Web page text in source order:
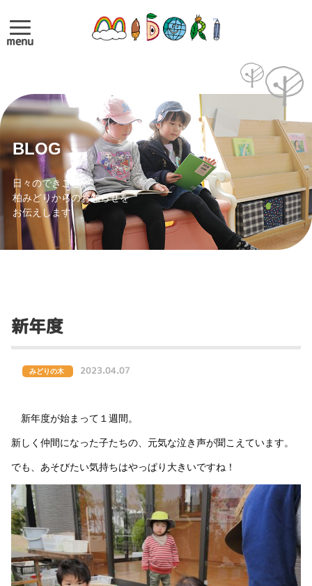
menu
BLOG
日々のできごとや
柏みどりからのお知らせを
お伝えします
新年度
みどりの木 2023.04.07
新年度が始まって１週間。
新しく仲間になった子たちの、元気な泣き声が聞こえています。
でも、あそびたい気持ちはやっぱり大きいですね！